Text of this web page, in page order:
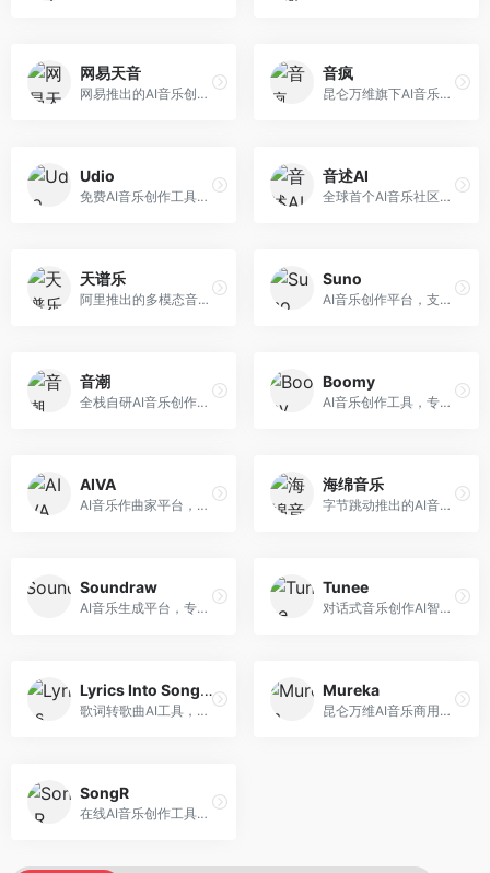
网易天音
网易推出的AI音乐创作工具，支持作词、作曲与编曲。面向音乐爱好者和独立音乐人，提供歌词生成、旋律创作、编曲制作等服务，与网易云音乐生态深度整合。
音疯
昆仑万维旗下AI音乐创作平台，专注于音乐内容生成。面向音乐爱好者和内容创作者，提供多种风格音乐生成，操作简便，创作速度快。
Udio
免费AI音乐创作工具，专注于高质量音乐生成。面向音乐创作者和内容制作者，支持多种音乐风格生成，音质专业，创作自由度高，适合专业音乐制作场景。
音述AI
全球首个AI音乐社区平台，整合创作与分享功能。面向音乐创作者和爱好者，提供音乐创作、作品分享、社区交流等服务，社区氛围活跃。
天谱乐
阿里推出的多模态音乐生成平台，整合音频与文本理解能力。面向内容创作者，支持歌词生成、旋律创作、音乐编辑等服务，与阿里生态深度整合。
Suno
AI音乐创作平台，支持通过文字描述生成完整歌曲，包含歌词、旋律和人声。面向音乐爱好者、内容创作者和独立音乐人，操作门槛低，创作速度快，支持多种音乐风格，为音乐创作带来全新可能。
音潮
全栈自研AI音乐创作平台，支持从创作到发布的完整流程。面向独立音乐人和音乐工作室，提供作词作曲、编曲混音、音乐发布等服务，创作工具专业。
Boomy
AI音乐创作工具，专注于快速音乐生成与发布。面向音乐爱好者和业余创作者，支持一键生成原创音乐，可直接发布到音乐平台，创作门槛低。
AIVA
AI音乐作曲家平台，专注于古典和影视配乐创作。面向影视制作人和游戏开发者，提供原创音乐生成、配乐定制等服务，音乐风格专业，适合影视游戏配乐。
海绵音乐
字节跳动推出的AI音乐创作平台，支持多风格音乐生成。面向内容创作者和音乐爱好者，提供歌词创作、旋律生成、编曲制作等服务，创作效率高，适合短视频配乐。
Soundraw
AI音乐生成平台，专注于免版税音乐创作。面向视频创作者和内容制作者，提供背景音乐生成、音乐定制等服务，音乐版权清晰，适合视频配乐场景。
Tunee
对话式音乐创作AI智能体，支持自然语言交互创作。面向音乐爱好者，通过对话方式完成音乐创作，交互体验友好，创作过程直观。
Lyrics Into Song AI
歌词转歌曲AI工具，支持将歌词转化为完整歌曲。面向歌词创作者和音乐爱好者，提供歌词谱曲、编曲制作等服务，歌词音乐化效率高。
Mureka
昆仑万维AI音乐商用创作平台，专注于商业音乐授权。面向企业和商业用户，提供版权音乐生成、商用授权等服务，音乐版权清晰，商业应用安全。
SongR
在线AI音乐创作工具，支持歌词与旋律一体化生成。面向内容创作者和音乐爱好者，提供歌词创作、旋律生成、音乐制作等服务，操作简便，创作速度快。